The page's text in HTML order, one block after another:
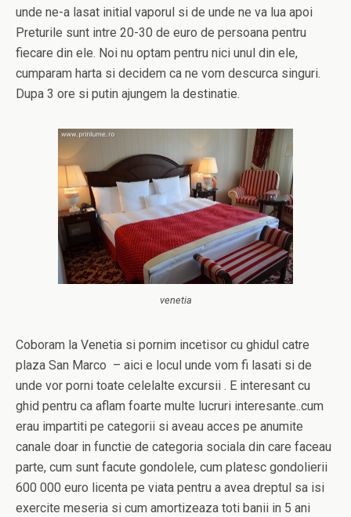
unde ne-a lasat initial vaporul si de unde ne va lua apoi
Preturile sunt intre 20-30 de euro de persoana pentru
fiecare din ele. Noi nu optam pentru nici unul din ele,
cumparam harta si decidem ca ne vom descurca singuri.
Dupa 3 ore si putin ajungem la destinatie.
venetia
Coboram la Venetia si pornim incetisor cu ghidul catre
plaza San Marco – aici e locul unde vom fi lasati si de
unde vor porni toate celelalte excursii . E interesant cu
ghid pentru ca aflam foarte multe lucruri interesante..cum
erau impartiti pe categorii si aveau acces pe anumite
canale doar in functie de categoria sociala din care faceau
parte, cum sunt facute gondolele, cum platesc gondolierii
600 000 euro licenta pe viata pentru a avea dreptul sa isi
exercite meseria si cum amortizeaza toti banii in 5 ani